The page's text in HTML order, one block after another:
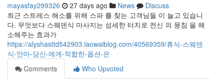
mayasfay299326 27 days ago News
Discuss
최근 스트레스 해소를 위해 스파 를 찾는 고객님들 이 늘고 있습니
다. 무엇보다 스웨덴식 마사지는 섬세한 터치로 전신 의 뭉침 을 해
소해주는 효과가
https://alyshasttd542903.laowaiblog.com/40569359/휴식-스웨덴
식-안마-당신-에게-적합한-옵션-은
Comments
Who Upvoted